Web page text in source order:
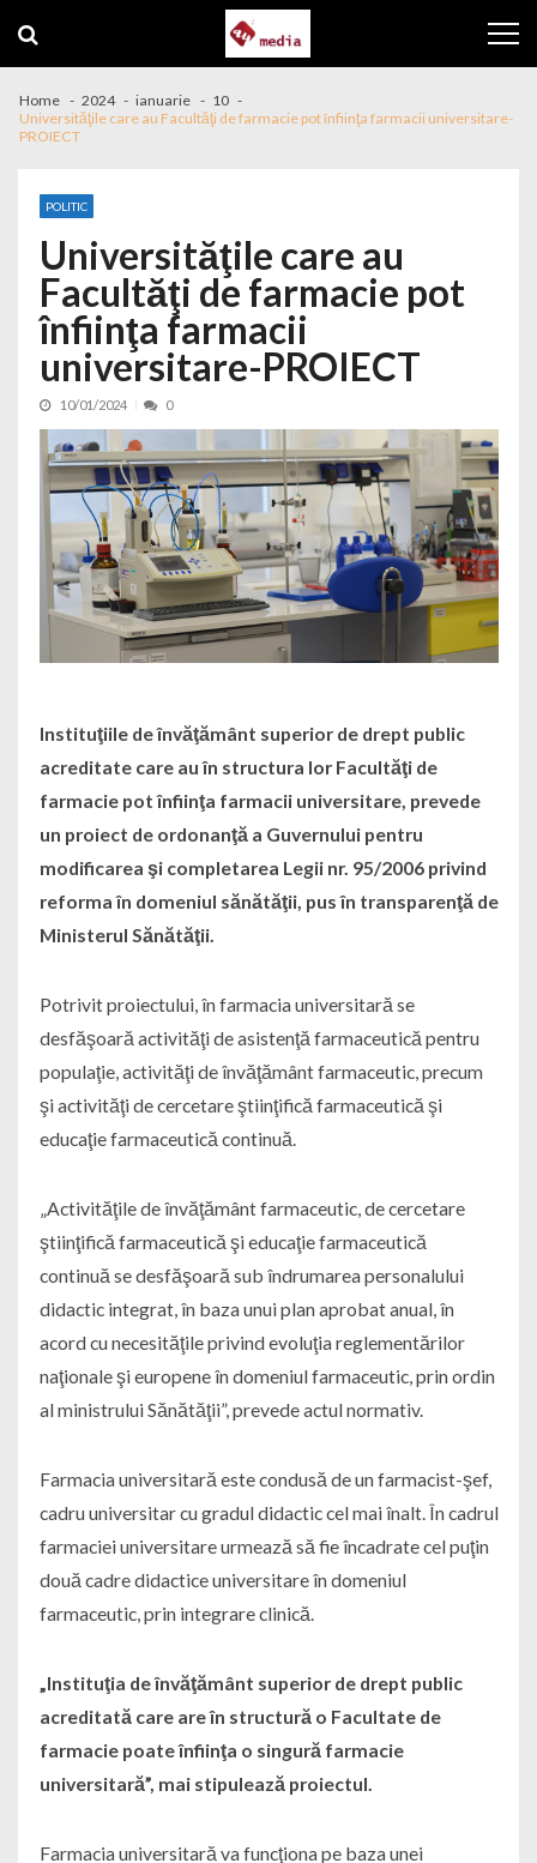
Home 2024 ianuarie
10
Universităţile care au Facultăţi de farmacie pot înfiinţa farmacii universitare-
PROIECT
POLITIC
Universităţile care au
Facultăţi de farmacie pot
înfiinţa farmacii
universitare-PROIECT
10/01/2024 0
Instituţiile de învăţământ superior de drept public
acreditate care au în structura lor Facultăţi de
farmacie pot înfiinţa farmacii universitare, prevede
un proiect de ordonanţă a Guvernului pentru
modificarea şi completarea Legii nr. 95/2006 privind
reforma în domeniul sănătăţii, pus în transparenţă de
Ministerul Sănătăţii.
Potrivit proiectului, în farmacia universitară se
desfăşoară activităţi de asistenţă farmaceutică pentru
populaţie, activităţi de învăţământ farmaceutic, precum
şi activităţi de cercetare ştiinţifică farmaceutică şi
educaţie farmaceutică continuă.
„Activităţile de învăţământ farmaceutic, de cercetare
ştiinţifică farmaceutică şi educaţie farmaceutică
continuă se desfăşoară sub îndrumarea personalului
didactic integrat, în baza unui plan aprobat anual, în
acord cu necesităţile privind evoluţia reglementărilor
naţionale şi europene în domeniul farmaceutic, prin ordin
al ministrului Sănătăţii”, prevede actul normativ.
Farmacia universitară este condusă de un farmacist-şef,
cadru universitar cu gradul didactic cel mai înalt. În cadrul
farmaciei universitare urmează să fie încadrate cel puţin
două cadre didactice universitare în domeniul
farmaceutic, prin integrare clinică.
„Instituţia de învăţământ superior de drept public
acreditată care are în structură o Facultate de
farmacie poate înfiinţa o singură farmacie
universitară”, mai stipulează proiectul.
Farmacia universitară va funcţiona pe baza unei